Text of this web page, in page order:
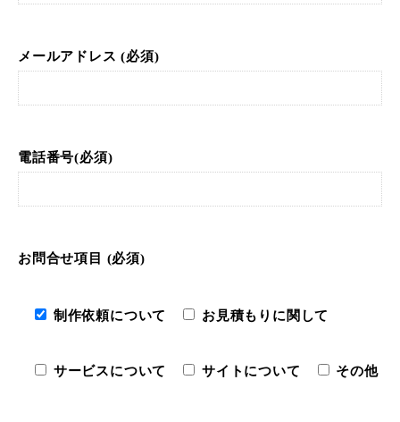
メールアドレス (必須)
電話番号(必須)
お問合せ項目 (必須)
制作依頼について お見積もりに関して
サービスについて サイトについて その他